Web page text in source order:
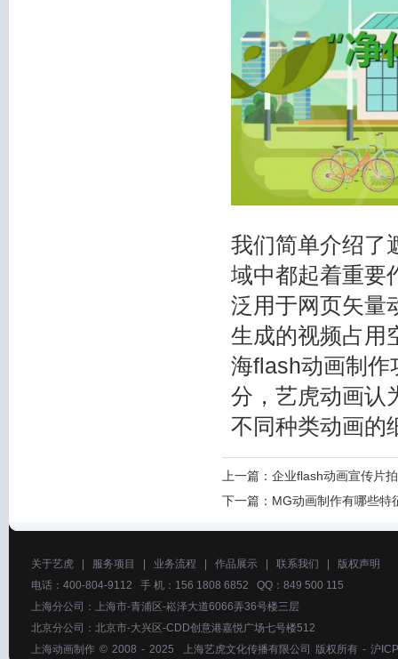
我们简单介绍了
域中都起着重要
泛用于网页矢量
生成的视频占用
海flash动画制作
分，艺虎动画认
不同种类动画的
上一篇： 企业flash动画宣传片
下一篇： MG动画制作有哪些特
关于艺虎 服务项目 业务流程 作品展示 联系我们
版权声明
电话：400-804-9112 手 机：156 1808 6852 QQ：849 500 115
上海分公司：上海市-青浦区-崧泽大道6066弄36号楼三层
北京分公司：北京市-大兴区-CDD创意港嘉悦广场七号楼512
上海动画制作 © 2008 - 2025 上海艺虎文化传播有限公司 版权所有 - 沪